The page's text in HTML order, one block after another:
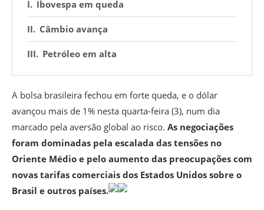
Ibovespa em queda
Câmbio avança
Petróleo em alta
A bolsa brasileira fechou em forte queda, e o dólar
avançou mais de 1% nesta quarta-feira (3), num dia
marcado pela aversão global ao risco. As negociações
foram dominadas pela escalada das tensões no
Oriente Médio e pelo aumento das preocupações com
novas tarifas comerciais dos Estados Unidos sobre o
Brasil e outros países.